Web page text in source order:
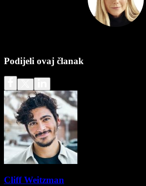
Podijeli ovaj članak
Cliff Weitzman